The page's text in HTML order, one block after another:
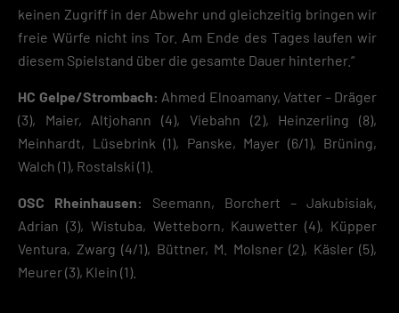
keinen Zugriff in der Abwehr und gleichzeitig bringen wir
freie Würfe nicht ins Tor. Am Ende des Tages laufen wir
diesem Spielstand über die gesamte Dauer hinterher.“
HC Gelpe/Strombach: Ahmed Elnoamany, Vatter – Dräger
(3), Maier, Altjohann (4), Viebahn (2), Heinzerling (8),
Meinhardt, Lüsebrink (1), Panske, Mayer (6/1), Brüning,
Walch (1), Rostalski (1).
OSC Rheinhausen:
Seemann, Borchert – Jakubisiak,
Adrian (3), Wistuba, Wetteborn, Kauwetter (4), Küpper
Ventura, Zwarg (4/1), Büttner, M. Molsner (2), Käsler (5),
Meurer (3), Klein (1).